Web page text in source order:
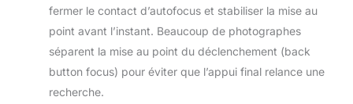
fermer le contact d’autofocus et stabiliser la mise au
point avant l’instant. Beaucoup de photographes
séparent la mise au point du déclenchement (back
button focus) pour éviter que l’appui final relance une
recherche.